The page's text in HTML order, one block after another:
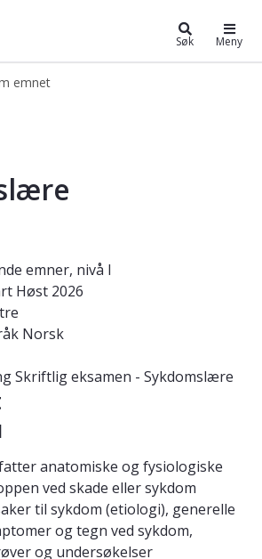
Søk Meny
emnet
- PAG1003
emner, nivå I
Høst 2026
Norsk
Skriftlig eksamen - Sykdomslære
anatomiske og fysiologiske
ved skade eller sykdom
til sykdom (etiologi), generelle
og tegn ved sykdom,
og undersøkelser